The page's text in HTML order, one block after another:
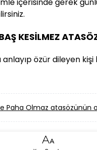
KESİLMEZ
anlayıp özür dileyen kişi
Paha Olmaz atasözünün